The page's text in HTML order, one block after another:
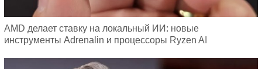
AMD делает ставку на локальный ИИ: новые
инструменты Adrenalin и процессоры Ryzen AI